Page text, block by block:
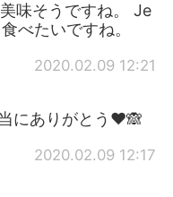
味そうですね。 Je
べたいですね。
2020.02.09 12:21
にありがとう❤️🙈
2020.02.09 12:17